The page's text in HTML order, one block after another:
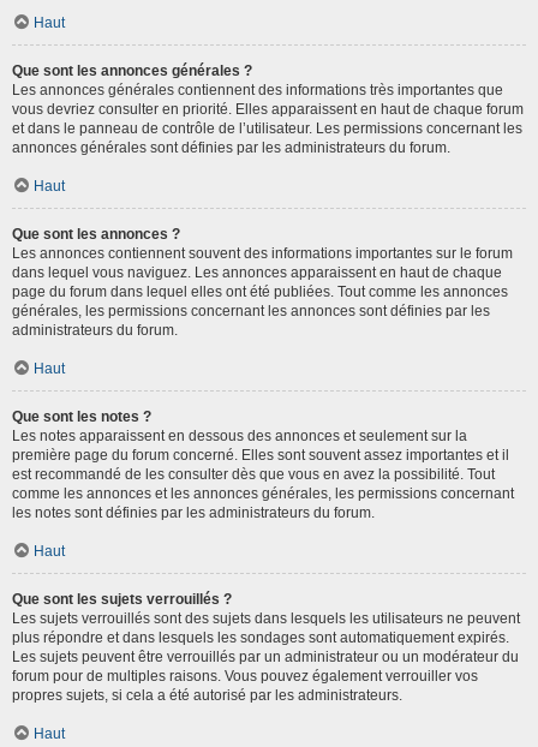
Haut
Que sont les annonces générales ?
Les annonces générales contiennent des informations très importantes que
vous devriez consulter en priorité. Elles apparaissent en haut de chaque forum
et dans le panneau de contrôle de l’utilisateur. Les permissions concernant les
annonces générales sont définies par les administrateurs du forum.
Haut
Que sont les annonces ?
Les annonces contiennent souvent des informations importantes sur le forum
dans lequel vous naviguez. Les annonces apparaissent en haut de chaque
page du forum dans lequel elles ont été publiées. Tout comme les annonces
générales, les permissions concernant les annonces sont définies par les
administrateurs du forum.
Haut
Que sont les notes ?
Les notes apparaissent en dessous des annonces et seulement sur la
première page du forum concerné. Elles sont souvent assez importantes et il
est recommandé de les consulter dès que vous en avez la possibilité. Tout
comme les annonces et les annonces générales, les permissions concernant
les notes sont définies par les administrateurs du forum.
Haut
Que sont les sujets verrouillés ?
Les sujets verrouillés sont des sujets dans lesquels les utilisateurs ne peuvent
plus répondre et dans lesquels les sondages sont automatiquement expirés.
Les sujets peuvent être verrouillés par un administrateur ou un modérateur du
forum pour de multiples raisons. Vous pouvez également verrouiller vos
propres sujets, si cela a été autorisé par les administrateurs.
Haut